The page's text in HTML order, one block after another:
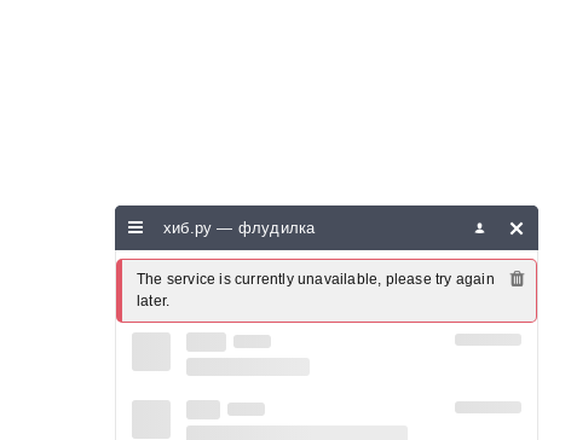
хиб.ру — флудилка
The service is currently unavailable, please try again
later.